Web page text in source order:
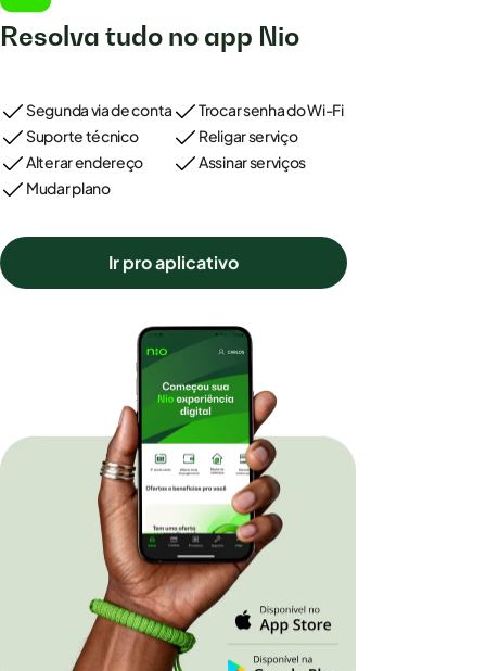
Resolva tudo no app Nio
Segunda via de conta
Suporte técnico
Alterar endereço
Mudar plano
Trocar senha do Wi-Fi
Religar serviço
Assinar serviços
Ir pro aplicativo